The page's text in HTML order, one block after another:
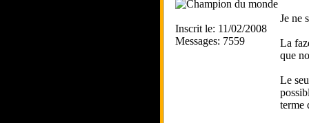
Inscrit le: 11/02/2008
Messages: 7559
Je ne
La
que
Le
terme